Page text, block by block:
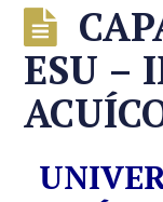
ESU –